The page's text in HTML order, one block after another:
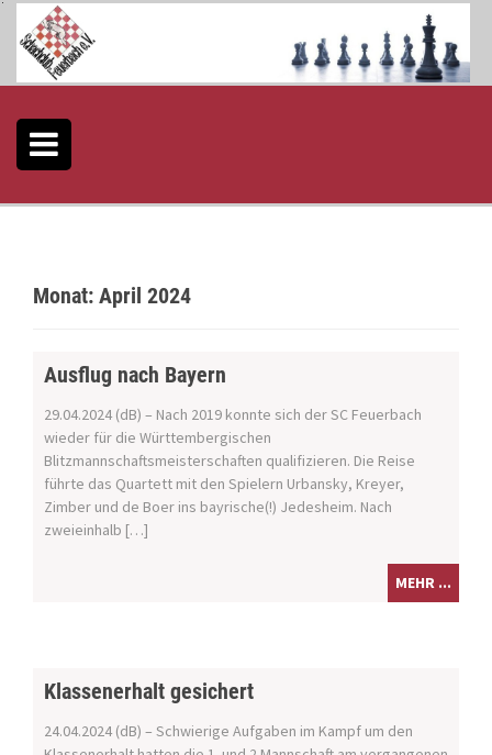
S
Monat: April 2024
Ausflug nach Bayern
29.04.2024 (dB) – Nach 2019 konnte sich der SC Feuerbach
wieder für die Württembergischen
Blitzmannschaftsmeisterschaften qualifizieren. Die Reise
führte das Quartett mit den Spielern Urbansky, Kreyer,
Zimber und de Boer ins bayrische(!) Jedesheim. Nach
zweieinhalb […]
MEHR ...
Klassenerhalt gesichert
24.04.2024 (dB) – Schwierige Aufgaben im Kampf um den